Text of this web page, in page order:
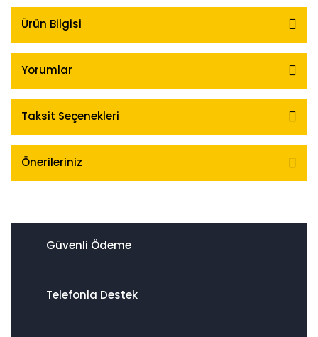
Ürün Bilgisi
Yorumlar
Taksit Seçenekleri
Önerileriniz
Güvenli Ödeme
Telefonla Destek